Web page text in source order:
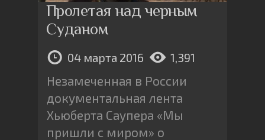
Пролетая над черным
Суданом
04 марта 2016 1,391
Незамеченная в России
документальная лента
Хьюберта Саупера «Мы
пришли с миром» о